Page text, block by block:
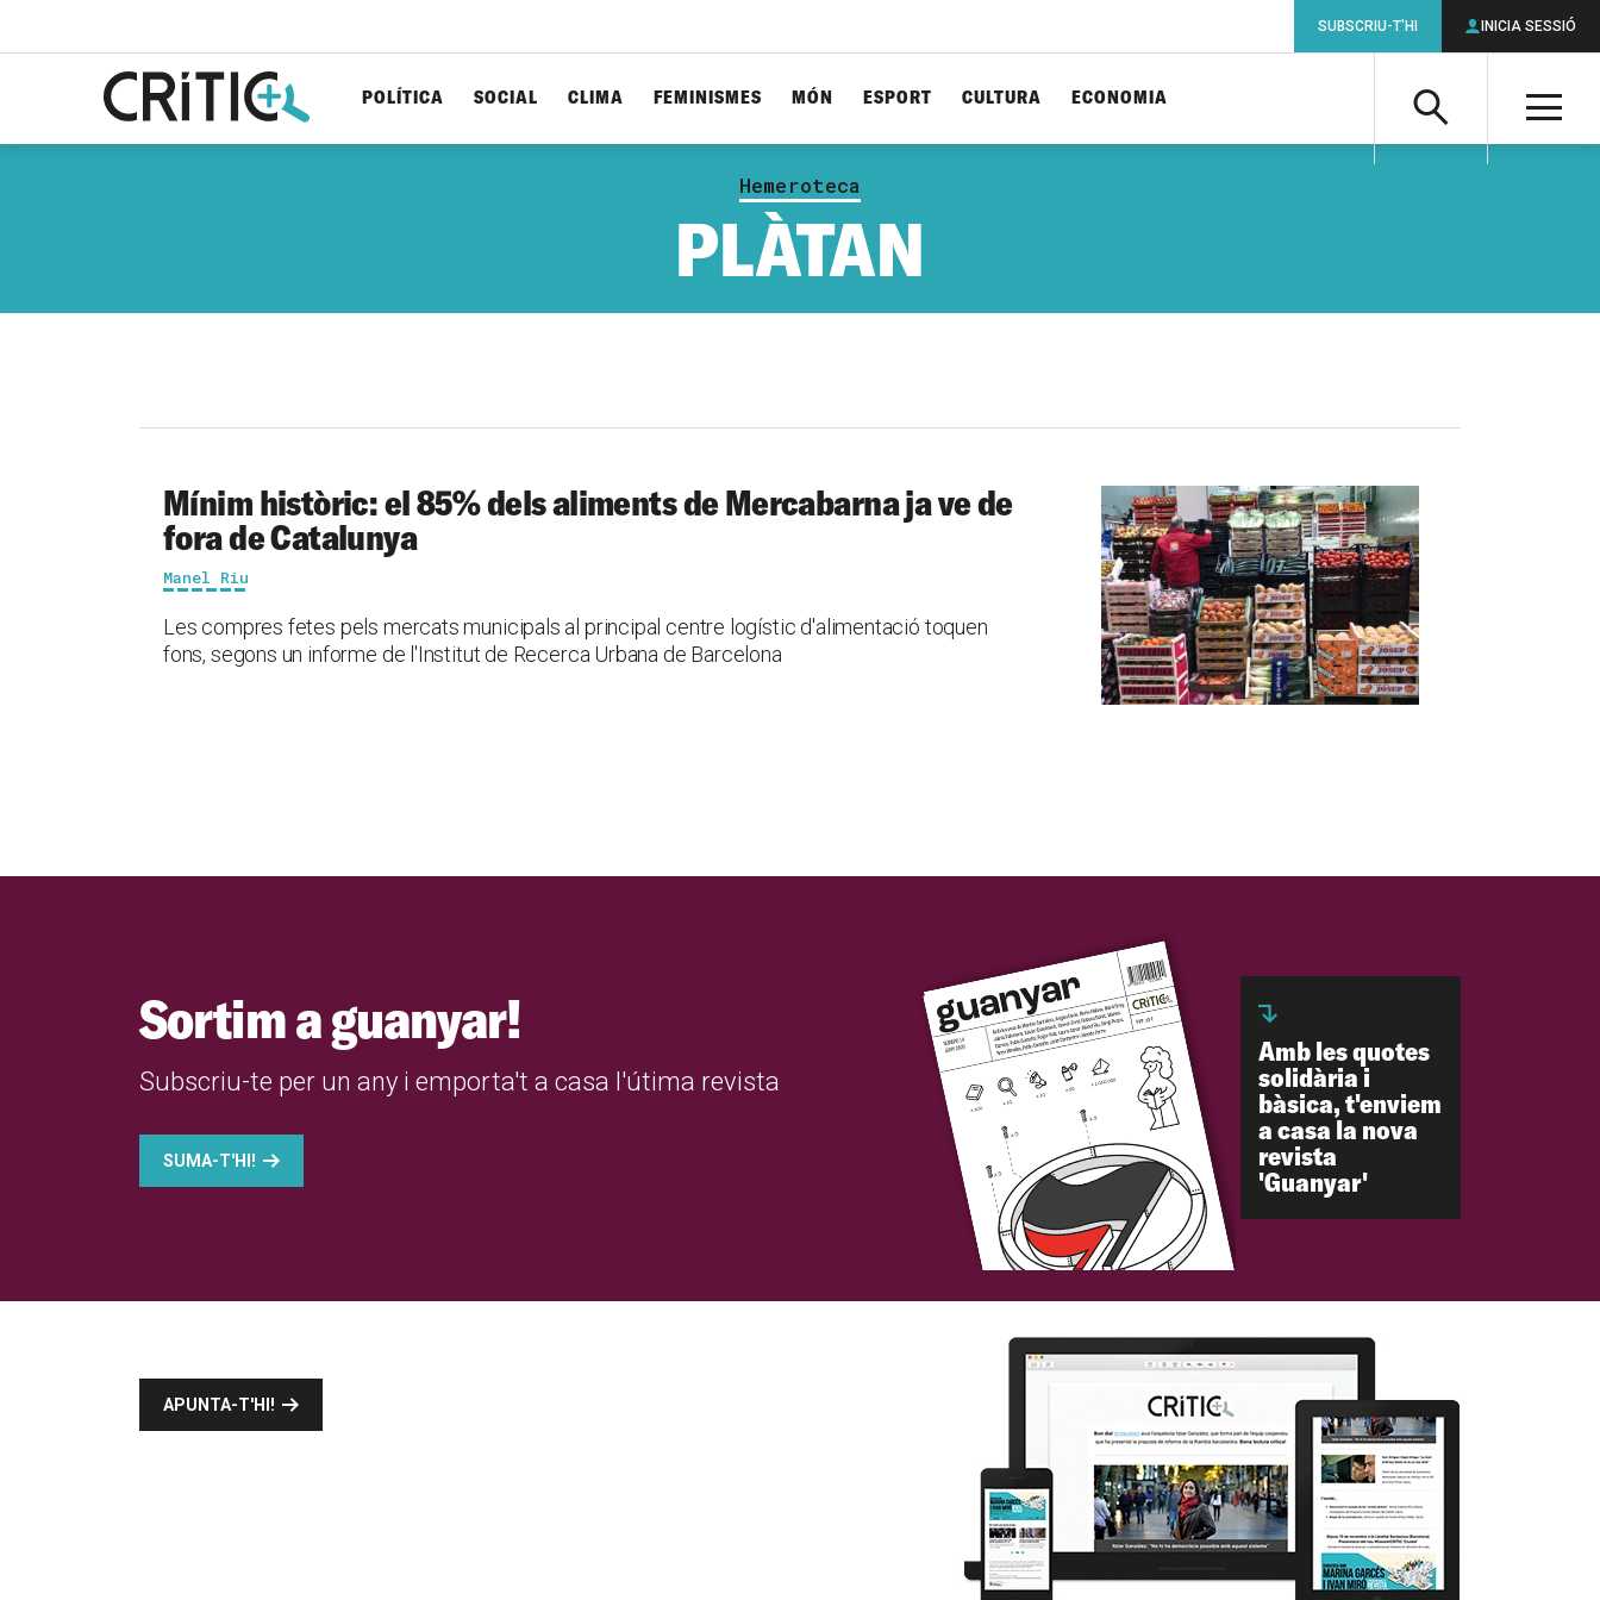
Cerca
POLÍTICA SOCIAL CLIMA FEMINISMES MÓN ESPORT CULTURA ECONOMIA
SUBSCRIU-T'HI INICIA SESSIÓ
Hemeroteca
PLÀTAN
Mínim històric: el 85% dels aliments de Mercabarna ja ve de
fora de Catalunya
Manel Riu
Les compres fetes pels mercats municipals al principal centre logístic d'alimentació toquen
fons, segons un informe de l'Institut de Recerca Urbana de Barcelona
Sortim a guanyar!
Subscriu-te per un any i emporta't a casa l'útima revista
SUMA-T'HI!
Amb les quotes
solidària i
bàsica, t'enviem
a casa la nova
revista
'Guanyar'
APUNTA-T'HI!